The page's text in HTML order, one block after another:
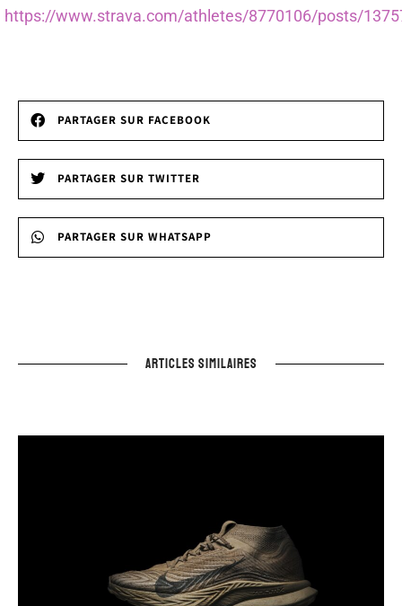
https://www.strava.com/athletes/8770106/posts/
PARTAGER SUR FACEBOOK
PARTAGER SUR TWITTER
PARTAGER SUR WHATSAPP
ARTICLES SIMILAIRES